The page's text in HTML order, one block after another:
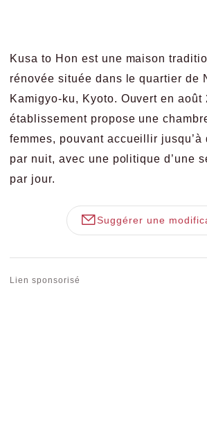
Kusa to Hon est une maison
rénovée située dans le quartier de
Kamigyo-ku, Kyoto. Ouvert en août
établissement propose une
femmes, pouvant accueillir jusqu’à
par nuit, avec une politique d’une
par jour.
Suggérer une
Lien sponsorisé